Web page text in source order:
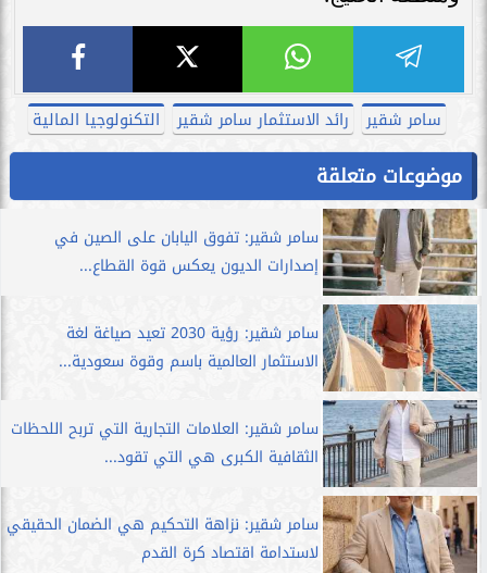
سامر شقير رائد الاستثمار سامر شقير التكنولوجيا المالية
موضوعات متعلقة
سامر شقير: تفوق اليابان على الصين في
إصدارات الديون يعكس قوة القطاع...
سامر شقير: رؤية 2030 تعيد صياغة لغة
الاستثمار العالمية باسم وقوة سعودية...
سامر شقير: العلامات التجارية التي تربح اللحظات
الثقافية الكبرى هي التي تقود...
سامر شقير: نزاهة التحكيم هي الضمان الحقيقي
لاستدامة اقتصاد كرة القدم